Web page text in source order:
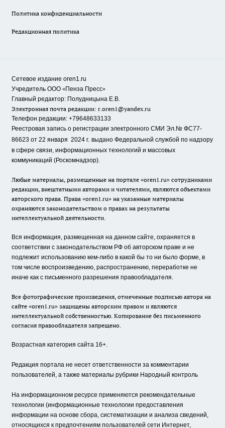
Политика конфиденциальности
Редакционная политика
Сетевое издание oren1.ru
Учредитель ООО «Пенза Пресс»
Главный редактор: Полудницына Е.В.
Электронная почта редакции: r.oren1@yandex.ru
Телефон редакции: +79648633133
Реестровая запись о регистрации электронного СМИ Эл.№ ФС77-
86623 от 22 января 2024 г. выдано Федеральной службой по надзору
в сфере связи, информационных технологий и массовых
коммуникаций (Роскомнадзор).
Любые материалы, размещенные на портале «oren1.ru» сотрудниками
редакции, внештатными авторами и читателями, являются объектами
авторского права. Права «oren1.ru» на указанные материалы
охраняются законодательством о правах на результаты
интеллектуальной деятельности.
Вся информация, размещенная на данном сайте, охраняется в
соответствии с законодательством РФ об авторском праве и не
подлежит использованию кем-либо в какой бы то ни было форме, в
том числе воспроизведению, распространению, переработке не
иначе как с письменного разрешения правообладателя.
Все фотографические произведения, отмеченные подписью автора на
сайте «oren1.ru» защищены авторским правом и являются
интеллектуальной собственностью. Копирование без письменного
согласия правообладателя запрещено.
Возрастная категория сайта 16+.
Редакция портала не несет ответственности за комментарии
пользователей, а также материалы рубрики Народный контроль
На информационном ресурсе применяются рекомендательные
технологии (информационные технологии предоставления
информации на основе сбора, систематизации и анализа сведений,
относящихся к предпочтениям пользователей сети Интернет,